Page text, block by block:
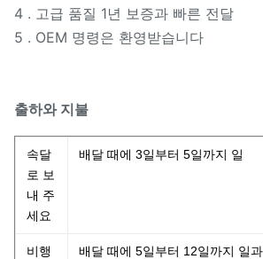
4 . 고급 품질 1년 보증과 빠른 전달
5 . OEM 명령은 환영받습니다
출하와 지불
속달
로 보
내 주
세요
배달 때에 3일부터 5일까지 일
비행
배달 때에 5일부터 12일까지 일